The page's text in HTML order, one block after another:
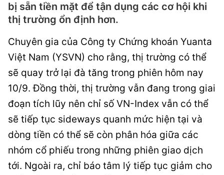
bị sẵn tiền mặt để tận dụng các cơ hội khi
thị trường ổn định hơn.
Chuyên gia của Công ty Chứng khoán Yuanta
Việt Nam (YSVN) cho rằng, thị trường có thể
sẽ quay trở lại đà tăng trong phiên hôm nay
10/9. Đồng thời, thị trường vẫn đang trong giai
đoạn tích lũy nên chỉ số VN-Index vẫn có thể
sẽ tiếp tục sideways quanh mức hiện tại và
dòng tiền có thể sẽ còn phân hóa giữa các
nhóm cổ phiếu trong những phiên giao dịch
tới. Ngoài ra, chỉ báo tâm lý tiếp tục giảm cho